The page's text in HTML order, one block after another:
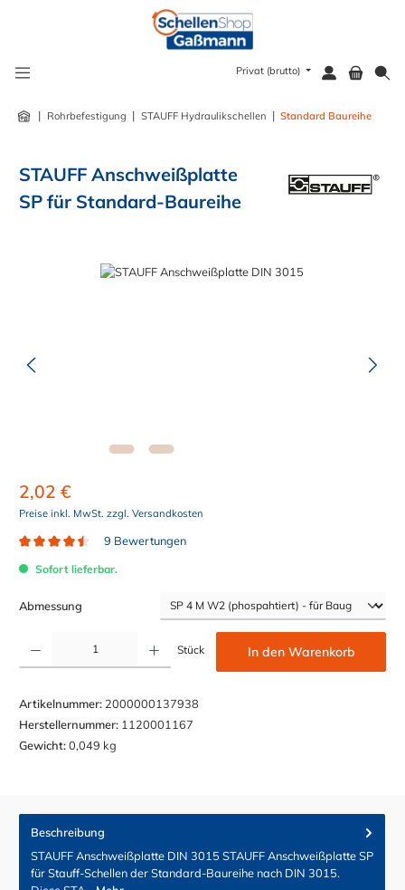
Privat (brutto)
| Rohrbefestigung | STAUFF Hydraulikschellen | Standard Baureihe
STAUFF Anschweißplatte
SP für Standard-Baureihe
Bildergalerie überspringen
2,02 €
Preise inkl. MwSt. zzgl. Versandkosten
9 Bewertungen
Sofort lieferbar.
Abmessung
Produkt Anzahl: Gib den gewünschten Wert ein oder benutze die Schaltflächen um die Anzahl
Stück In den Warenkorb
Artikelnummer: 2000000137938
Herstellernummer: 1120001167
Gewicht:0,049 kg
Beschreibung
STAUFF Anschweißplatte DIN 3015 STAUFF Anschweißplatte SP
für Stauff-Schellen der Standard-Baureihe nach DIN 3015.